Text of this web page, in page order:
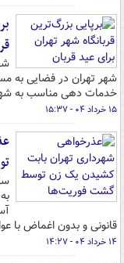
خدمات دهی مناسب به
۱۵ خرداد ۰۴ - ۱۵:۳۷
قانونی و بدون اغماض با
۱۴ خرداد ۰۴ - ۱۴:۲۷